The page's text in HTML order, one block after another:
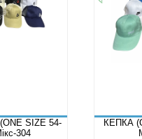
SIZE 54-
304
КЕПКА